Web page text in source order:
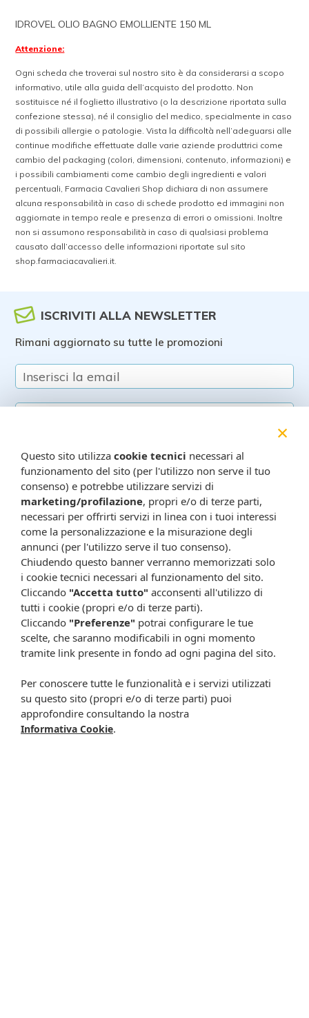
IDROVEL OLIO BAGNO EMOLLIENTE 150 ML
Attenzione:
Ogni scheda che troverai sul nostro sito è da considerarsi a scopo
informativo, utile alla guida dell’acquisto del prodotto. Non
sostituisce né il foglietto illustrativo (o la descrizione riportata sulla
confezione stessa), né il consiglio del medico, specialmente in caso
di possibili allergie o patologie. Vista la difficoltà nell’adeguarsi alle
continue modifiche effettuate dalle varie aziende produttrici come
cambio del packaging (colori, dimensioni, contenuto, informazioni) e
i possibili cambiamenti come cambio degli ingredienti e valori
percentuali, Farmacia Cavalieri Shop dichiara di non assumere
alcuna responsabilità in caso di schede prodotto ed immagini non
aggiornate in tempo reale e presenza di errori o omissioni. Inoltre
non si assumono responsabilità in caso di qualsiasi problema
causato dall’accesso delle informazioni riportate sul sito
shop.farmaciacavalieri.it.
ISCRIVITI ALLA NEWSLETTER
Rimani aggiornato su tutte le promozioni
Resta in contatto:(informativa sulla privacy)
Presta il consenso al trattamento dei propri dati da
parte di Farmacia Cavalieri per finalità di invio,
attraverso e-mail, SMS, MMS, fax ed altri mezzi
automatizzati o tradizionali (come telefonate con
operatore), di materiale pubblicitario, promozionale, di
comunicazione commerciale, di compimento di ricerche
di mercato e di vendita diretta in relazione a prodotti o
servizi di Farmacia Cavalieri.
Presta il consenso per attività di profilazione al fine di
migliorare l'offerta di prodotti e servizi e per le finalità
meglio specificate nell’informativa.
Iscrivimi
×
Questo sito utilizza cookie tecnici necessari al
funzionamento del sito (per l'utilizzo non serve il tuo
consenso) e potrebbe utilizzare servizi di
marketing/profilazione, propri e/o di terze parti,
necessari per offrirti servizi in linea con i tuoi interessi
come la personalizzazione e la misurazione degli
annunci (per l'utilizzo serve il tuo consenso).
Chiudendo questo banner verranno memorizzati solo
i cookie tecnici necessari al funzionamento del sito.
Cliccando "Accetta tutto" acconsenti all'utilizzo di
tutti i cookie (propri e/o di terze parti).
Cliccando "Preferenze" potrai configurare le tue
scelte, che saranno modificabili in ogni momento
tramite link presente in fondo ad ogni pagina del sito.
Per conoscere tutte le funzionalità e i servizi utilizzati
su questo sito (propri e/o di terze parti) puoi
approfondire consultando la nostra
Informativa Cookie.